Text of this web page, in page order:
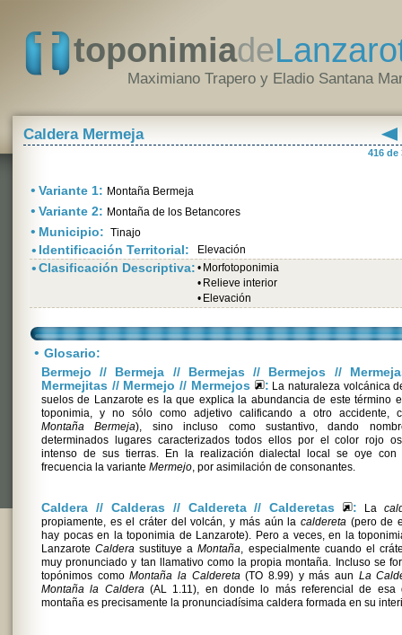
toponimiade
Maximiano Trapero y Eladio Santana
Caldera Mermeja
416 de
• Variante 1: Montaña Bermeja
• Variante 2: Montaña de los Betancores
• Municipio: Tinajo
• Identificación Territorial: Elevación
•Clasificación Descriptiva: • Morfotoponimia
• Relieve interior
• Elevación
• Glosario:
Bermejo // Bermeja // Bermejas // Bermejos //
Mermejitas // Mermejo // Mermejos
: La naturaleza volcánica
suelos de Lanzarote es la que explica la abundancia de este término
toponimia, y no sólo como adjetivo calificando a otro accidente,
Montaña Bermeja), sino incluso como sustantivo, dando
determinados lugares caracterizados todos ellos por el color rojo
intenso de sus tierras. En la realización dialectal local se oye con
frecuencia la variante Mermejo, por asimilación de consonantes.
Caldera // Calderas // Caldereta // Calderetas : La
propiamente, es el cráter del volcán, y más aún la caldereta(pero de
hay pocas en la toponimia de Lanzarote). Pero a veces, en la
LanzaroteCaldera sustituye aMontaña, especialmente cuando el
muy pronunciado y tan llamativo como la propia montaña. Incluso se
topónimos comoMontaña la Caldereta(TO 8.99) y más aun La
Montaña la Caldera(AL 1.11), en donde lo más referencial de esa
montaña es precisamente la pronunciadísima caldera formada en su